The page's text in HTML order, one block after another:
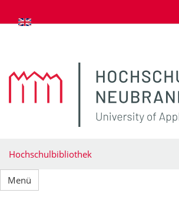
zum Inhalt springen
Hochschulbibliothek
Menü